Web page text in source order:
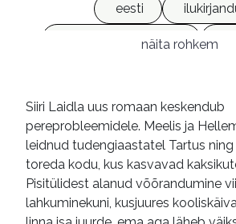
eesti
perekonnaromaanid
näita rohkem
Siiri Laidla uus romaan keskendub
pereprobleemidele. Meelis ja
leidnud tudengiaastatel Tartus
toreda kodu, kus kasvavad
Pisitülidest alanud võõrandumine
lahkuminekuni, kusjuures